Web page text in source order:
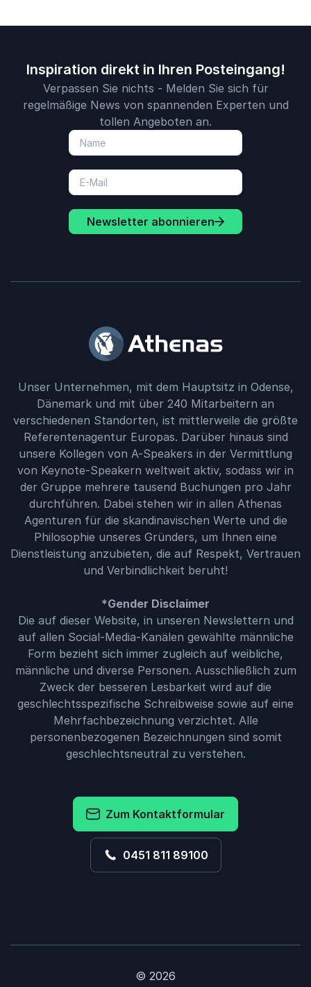
Inspiration direkt in Ihren Posteingang!
Verpassen Sie nichts - Melden Sie sich für
regelmäßige News von spannenden Experten und
tollen Angeboten an.
Newsletter abonnieren
Unser Unternehmen, mit dem Hauptsitz in Odense,
Dänemark und mit über 240 Mitarbeitern an
verschiedenen Standorten, ist mittlerweile die größte
Referentenagentur Europas. Darüber hinaus sind
unsere Kollegen von A-Speakers in der Vermittlung
von Keynote-Speakern weltweit aktiv, sodass wir in
der Gruppe mehrere tausend Buchungen pro Jahr
durchführen. Dabei stehen wir in allen Athenas
Agenturen für die skandinavischen Werte und die
Philosophie unseres Gründers, um Ihnen eine
Dienstleistung anzubieten, die auf Respekt, Vertrauen
und Verbindlichkeit beruht!
*Gender Disclaimer
Die auf dieser Website, in unseren Newslettern und
auf allen Social-Media-Kanälen gewählte männliche
Form bezieht sich immer zugleich auf weibliche,
männliche und diverse Personen. Ausschließlich zum
Zweck der besseren Lesbarkeit wird auf die
geschlechtsspezifische Schreibweise sowie auf eine
Mehrfachbezeichnung verzichtet. Alle
personenbezogenen Bezeichnungen sind somit
geschlechtsneutral zu verstehen.
Zum Kontaktformular
0451 811 89100
© 2026